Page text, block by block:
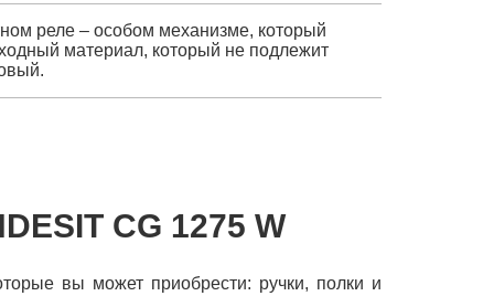
реле – особом механизме, который
материал, который не подлежит
CG 1275 W
вы может приобрести: ручки, полки и